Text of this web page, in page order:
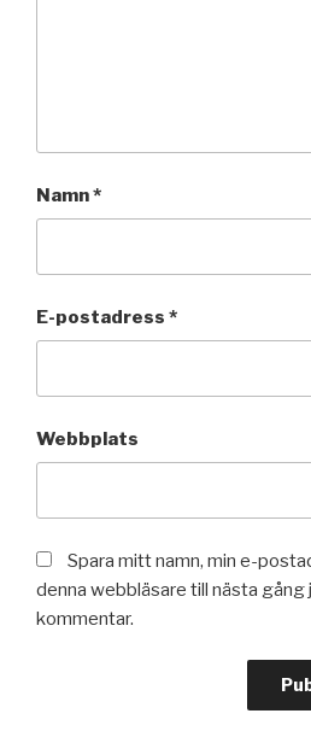
Namn*
E-postadress *
Webbplats
Spara mitt namn, min e-
denna webbläsare till nästa gång
kommentar.